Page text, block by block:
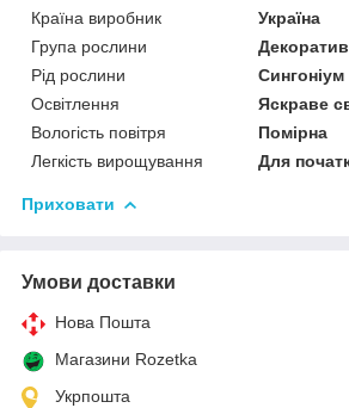
Країна виробник
Україна
Група рослини
Рід рослини
Сингоніум
Освітлення
Яскраве
Вологість повітря
Помірна
Легкість вирощування
Для
Приховати
Умови доставки
Нова Пошта
Магазини Rozetka
Укрпошта